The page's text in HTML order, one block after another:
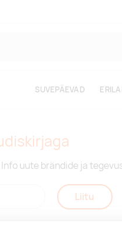
SUVEPÄEVAD
uute brändide ja
Liitu